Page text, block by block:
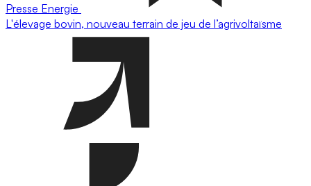
Presse Energie
L'élevage bovin, nouveau terrain de jeu de l’agrivoltaïsme